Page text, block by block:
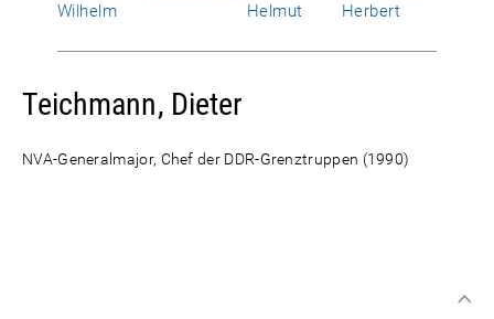
Wilhelm
Helmut
Herbert
Teichmann, Dieter
NVA-Generalmajor, Chef der DDR-Grenztruppen (1990)